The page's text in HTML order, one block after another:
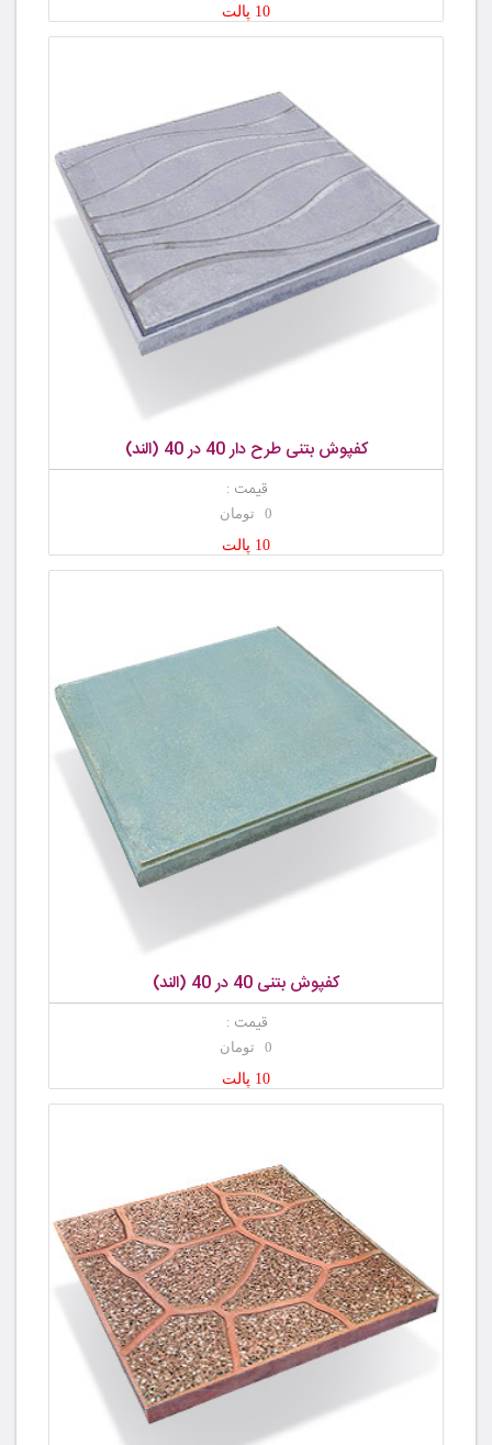
10 پالت
کفپوش بتنی طرح دار 40 در 40 (الند)
قیمت :
0 تومان
10 پالت
کفپوش بتنی 40 در 40 (الند)
قیمت :
0 تومان
10 پالت